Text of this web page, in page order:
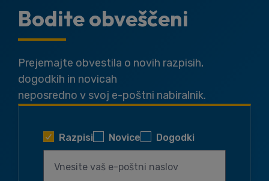
Bodite obveščeni
Prejemajte obvestila o novih razpisih,
dogodkih in novicah
neposredno v svoj e-poštni nabiralnik.
Razpisi Novice Dogodki